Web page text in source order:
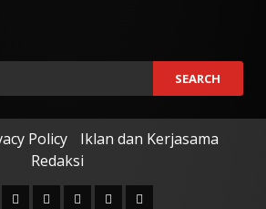
Policy
Iklan dan Kerjasama
Redaksi
TwitterLinkedin
VK YoutubeInstagram